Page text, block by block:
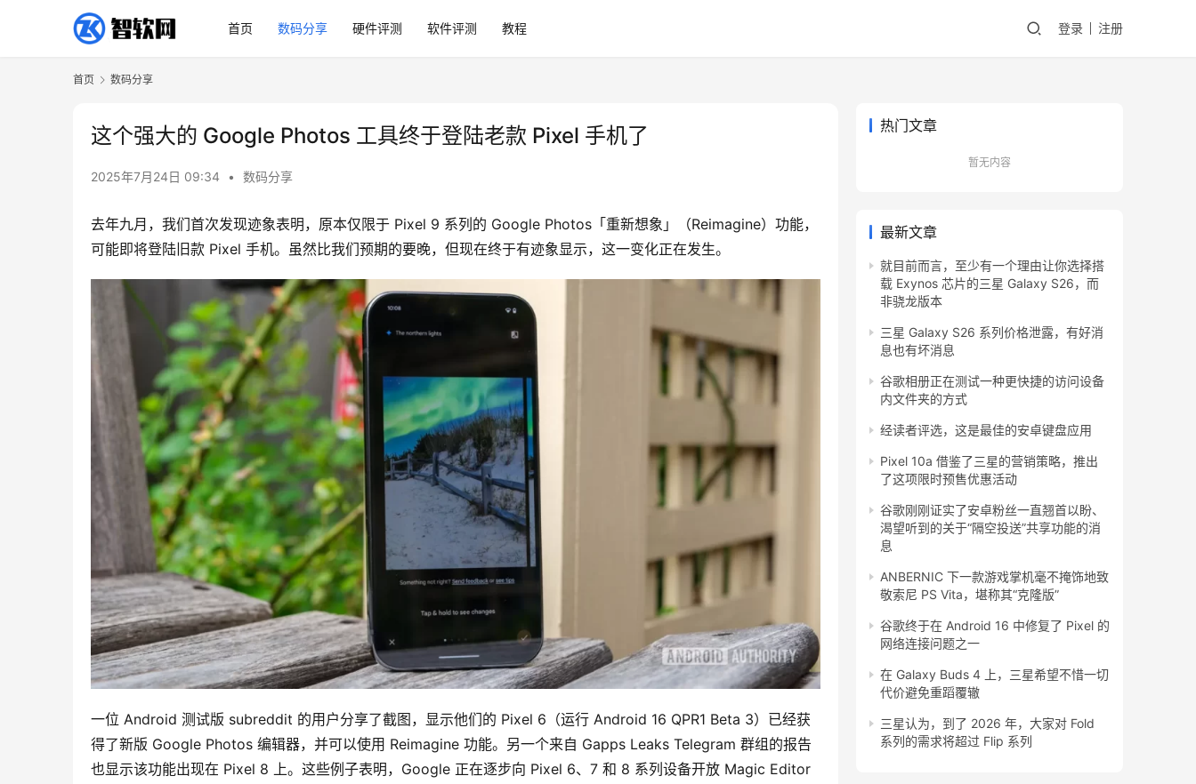
首页 数码分享 硬件评测 软件评测 教程 登录 注册
首页 数码分享
这个强大的 Google Photos 工具终于登陆老款 Pixel 手机了
2025年7月24日 09:34 • 数码分享
去年九月，我们首次发现迹象表明，原本仅限于 Pixel 9 系列的 Google Photos「重新想象」（Reimagine）功能，
可能即将登陆旧款 Pixel 手机。虽然比我们预期的要晚，但现在终于有迹象显示，这一变化正在发生。
一位 Android 测试版 subreddit 的用户分享了截图，显示他们的 Pixel 6（运行 Android 16 QPR1 Beta 3）已经获
得了新版 Google Photos 编辑器，并可以使用 Reimagine 功能。另一个来自 Gapps Leaks Telegram 群组的报告
也显示该功能出现在 Pixel 8 上。这些例子表明，Google 正在逐步向 Pixel 6、7 和 8 系列设备开放 Magic Editor
热门文章
暂无内容
最新文章
就目前而言，至少有一个理由让你选择搭
载 Exynos 芯片的三星 Galaxy S26，而
非骁龙版本
三星 Galaxy S26 系列价格泄露，有好消
息也有坏消息
谷歌相册正在测试一种更快捷的访问设备
内文件夹的方式
经读者评选，这是最佳的安卓键盘应用
Pixel 10a 借鉴了三星的营销策略，推出
了这项限时预售优惠活动
谷歌刚刚证实了安卓粉丝一直翘首以盼、
渴望听到的关于“隔空投送”共享功能的消
息
ANBERNIC 下一款游戏掌机毫不掩饰地致
敬索尼 PS Vita，堪称其“克隆版”
谷歌终于在 Android 16 中修复了 Pixel 的
网络连接问题之一
在 Galaxy Buds 4 上，三星希望不惜一切
代价避免重蹈覆辙
三星认为，到了 2026 年，大家对 Fold
系列的需求将超过 Flip 系列